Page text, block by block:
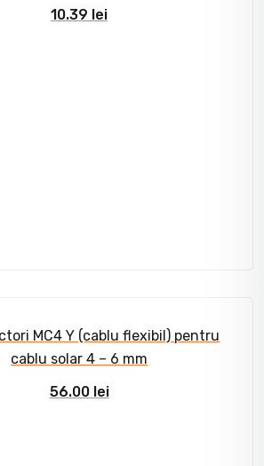
10.39 lei
MC4 Y (cablu flexibil) pentru
cablu solar 4 – 6 mm
56.00 lei